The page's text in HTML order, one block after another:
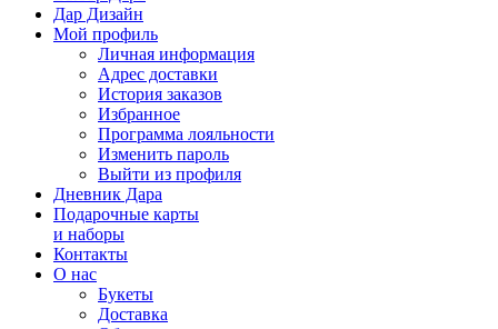
Дар Дизайн
Мой профиль
Личная информация
Адрес доставки
История заказов
Избранное
Программа лояльности
Изменить пароль
Выйти из профиля
Дневник Дара
Подарочные карты
и наборы
Контакты
О нас
Букеты
Доставка